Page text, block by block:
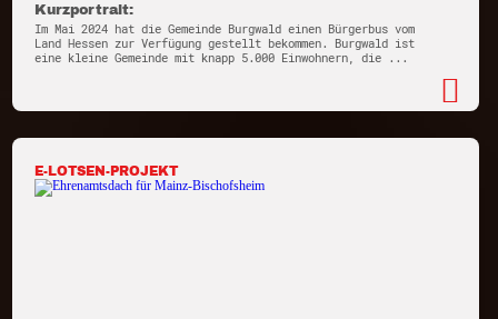
Kurzportrait:
Im Mai 2024 hat die Gemeinde Burgwald einen Bürgerbus vom
Land Hessen zur Verfügung gestellt bekommen. Burgwald ist
eine kleine Gemeinde mit knapp 5.000 Einwohnern, die ...
E-LOTSEN-PROJEKT